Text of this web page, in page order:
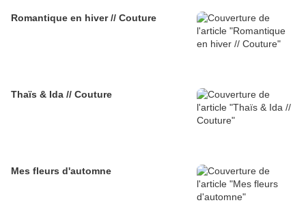
Romantique en hiver // Couture
Thaïs & Ida // Couture
Mes fleurs d'automne